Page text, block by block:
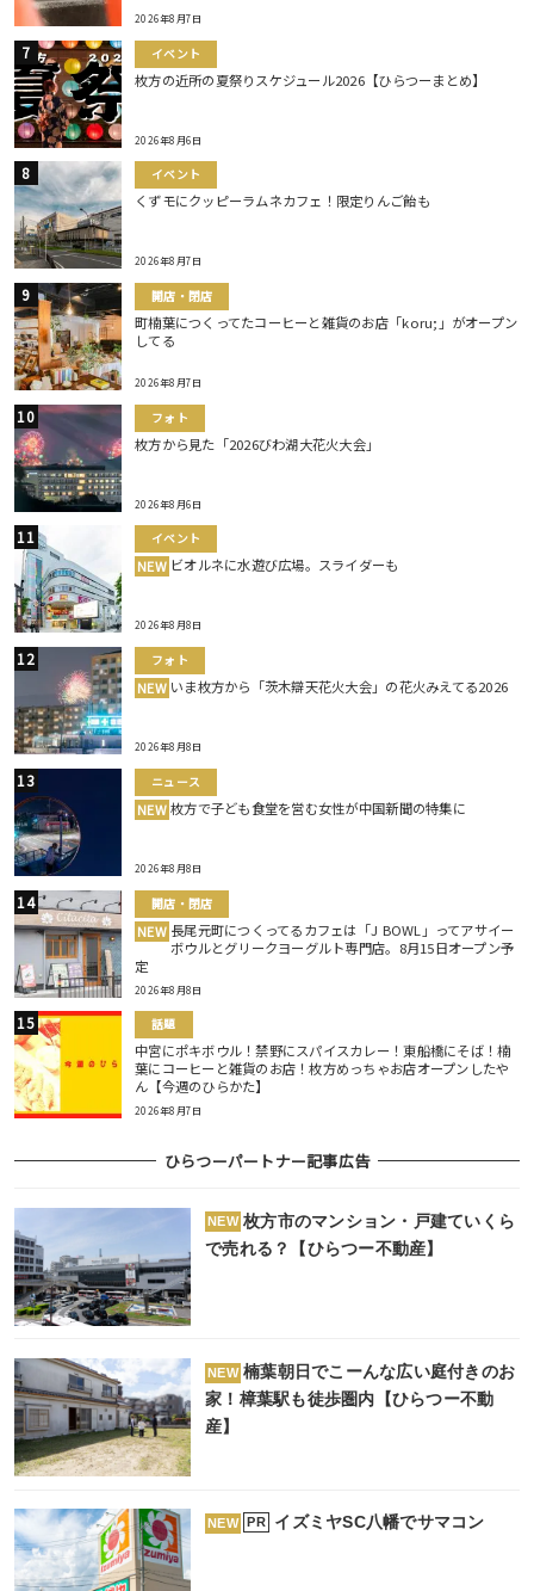
2026年8月7日
イベント
枚方の近所の夏祭りスケジュール2026【ひらつーまとめ】
2026年8月6日
イベント
くずモにクッピーラムネカフェ！限定りんご飴も
2026年8月7日
開店・閉店
町楠葉につくってたコーヒーと雑貨のお店「koru;」がオープン
してる
2026年8月7日
フォト
枚方から見た「2026びわ湖大花火大会」
2026年8月6日
イベント
NEW ビオルネに水遊び広場。スライダーも
2026年8月8日
フォト
NEW いま枚方から「茨木辯天花火大会」の花火みえてる2026
2026年8月8日
ニュース
NEW 枚方で子ども食堂を営む女性が中国新聞の特集に
2026年8月8日
開店・閉店
NEW 長尾元町につくってるカフェは「J BOWL」ってアサイー
ボウルとグリークヨーグルト専門店。8月15日オープン予
定
2026年8月8日
話題
中宮にポキボウル！禁野にスパイスカレー！東船橋にそば！楠
葉にコーヒーと雑貨のお店！枚方めっちゃお店オープンしたや
ん【今週のひらかた】
2026年8月7日
ひらつーパートナー記事広告
NEW 枚方市のマンション・戸建ていくら
で売れる？【ひらつー不動産】
NEW 楠葉朝日でこーんな広い庭付きのお
家！樟葉駅も徒歩圏内【ひらつー不動
産】
NEW PR イズミヤSC八幡でサマコン